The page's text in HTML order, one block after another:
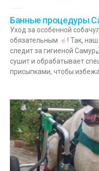
Банные процедуры
Уход за особенной
обязательным
! Так,
следит за гигиеной Самур
сушит и обрабатывает
присыпками, чтобы